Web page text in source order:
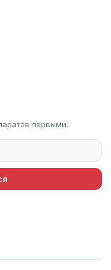
первыми.